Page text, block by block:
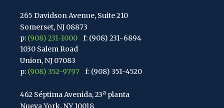
265 Davidson Avenue, Suite 210
Somerset, NJ 08873
p: (908) 231-1000
f: (908) 231-6894
1030 Salem Road
Union, NJ 07083
p: (908) 352-9797 f: (908) 351-4520
462 Séptima Avenida, 23ª planta
Nueva York, NY 10018